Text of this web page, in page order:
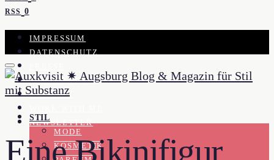
RSS 0
IMPRESSUM
DATENSCHUTZ
KOOPERATION
KONTAKT
NEWSLETTER
STIL
MODE
KOSMETIK
Eine Bikinifigur